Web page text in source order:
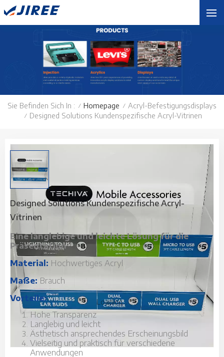
Sie Befinden Sich In : / Homepage / Acryl-Befestigungsdisplays
/ Designed Solutions Kundenspezifische Acryl-Vitrinen
Loading...
Designed Solutions Kundenspezifische Acryl-
Vitrinen
Eine langlebige und leichte Lösung für die
Präsentation
Material: Hochwertiges Acryl
Maße: Brauch
Vorteile:
Hohe Transparenz
Langlebig und leicht
Ästhetisch ansprechendes Erscheinungsbild
Vielseitig und praktisch für verschiedene
Anwendungen